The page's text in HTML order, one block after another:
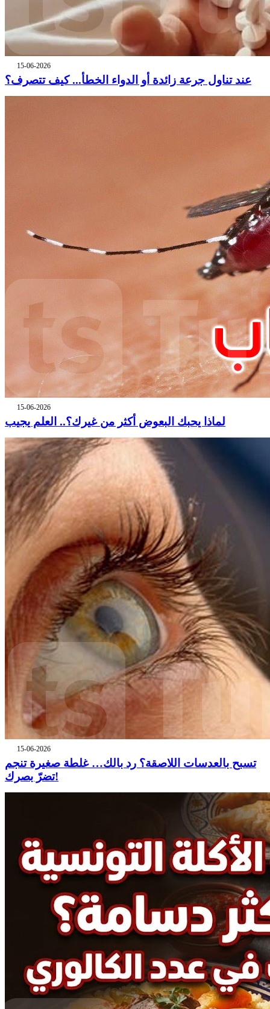
15-06-2026
عند تناول جرعة زائدة أو الدواء الخطأ... كيف تتصرف؟
15-06-2026
لماذا يحبك البعوض أكثر من غيرك؟.. العلم يجيب
15-06-2026
تسبح بالعدسات اللاصقة؟ رد بالك… غلطة صغيرة تنجم
تضرّ بصرك!